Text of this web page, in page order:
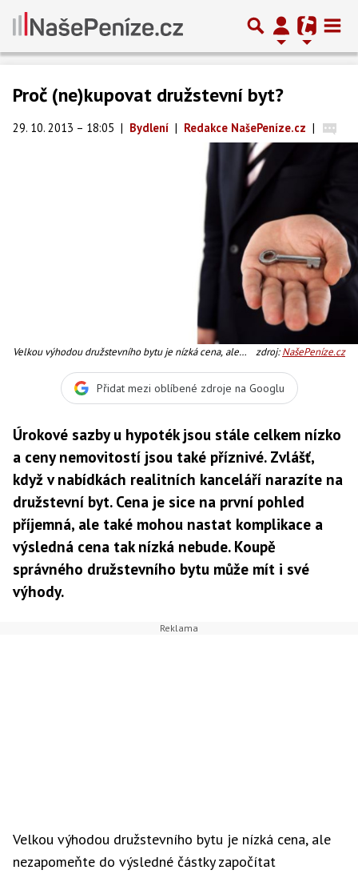
Proč (ne)kupovat družstevní byt?
29. 10. 2013 – 18:05 | Bydlení | Redakce NašePeníze.cz |
Velkou výhodou družstevního bytu je nízká cena, ale
nesplacenou anuitu. Ta může činit i několik set tisíc
korun. Foto:SXC
zdroj:NašePeníze.cz
Přidat mezi oblíbené zdroje na Googlu
Úrokové sazby u hypoték jsou stále celkem nízko
a ceny nemovitostí jsou také příznivé. Zvlášť,
když v nabídkách realitních kanceláří narazíte na
družstevní byt. Cena je sice na první pohled
příjemná, ale také mohou nastat komplikace a
výsledná cena tak nízká nebude. Koupě
správného družstevního bytu může mít i své
výhody.
Velkou výhodou družstevního bytu je nízká cena, ale
nezapomeňte do výsledné částky započítat